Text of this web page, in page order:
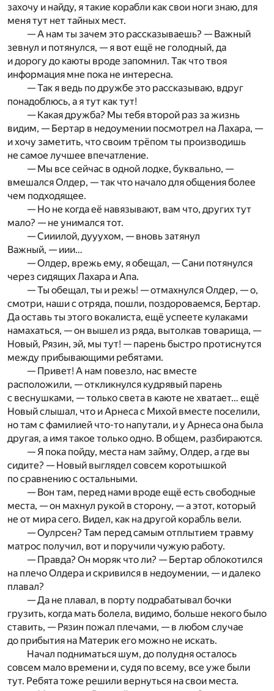
захочу и найду, я такие корабли как свои ноги знаю, для
меня тут нет тайных мест.
— А нам ты зачем это рассказываешь? — Важный
зевнул и потянулся, — я вот ещё не голодный, да
и дорогу до каюты вроде запомнил. Так что твоя
информация мне пока не интересна.
— Так я ведь по дружбе это рассказываю, вдруг
понадоблюсь, а я тут как тут!
— Какая дружба? Мы тебя второй раз за жизнь
видим, — Бертар в недоумении посмотрел на Лахара, —
и хочу заметить, что своим трёпом ты производишь
не самое лучшее впечатление.
— Мы все сейчас в одной лодке, буквально, —
вмешался Олдер, — так что начало для общения более
чем подходящее.
— Но не когда её навязывают, вам что, других тут
мало? — не унимался тот.
— Сииилой, дууухом, — вновь затянул
Важный, — иии…
— Олдер, врежь ему, я обещал, — Сани потянулся
через сидящих Лахара и Апа.
— Ты обещал, ты и режь! — отмахнулся Олдер, — о,
смотри, наши с отряда, пошли, поздороваемся, Бертар.
Да оставь ты этого вокалиста, ещё успеете кулаками
намахаться, — он вышел из ряда, вытолкав товарища, —
Новый, Рязин, эй, мы тут! — парень быстро протиснутся
между прибывающими ребятами.
— Привет! А нам повезло, нас вместе
расположили, — откликнулся кудрявый парень
с веснушками, — только света в каюте не хватает… ещё
Новый слышал, что и Арнеса с Михой вместе поселили,
но там с фамилией что-то напутали, и у Арнеса она была
другая, а имя такое только одно. В общем, разбираются.
— Я пока пойду, места нам займу, Олдер, а где вы
сидите? — Новый выглядел совсем коротышкой
по сравнению с остальными.
— Вон там, перед нами вроде ещё есть свободные
места, — он махнул рукой в сторону, — а этот, который
не от мира сего. Видел, как на другой корабль вели.
— Оулрсен? Там перед самым отплытием травму
матрос получил, вот и поручили чужую работу.
— Правда? Он моряк что ли? — Бертар облокотился
на плечо Олдера и скривился в недоумении, — и далеко
плавал?
— Да не плавал, в порту подрабатывал бочки
грузить, когда мать болела, видимо, больше некого было
ставить, — Рязин пожал плечами, — в любом случае
до прибытия на Материк его можно не искать.
Начал подниматься шум, до полудня осталось
совсем мало времени и, судя по всему, все уже были
тут. Ребята тоже решили вернуться на свои места.